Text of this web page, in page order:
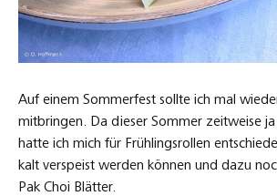
Auf einem Sommerfest sollte ich mal
mitbringen. Da dieser Sommer zeitweise
hatte ich mich für Frühlingsrollen
kalt verspeist werden können und dazu
Pak Choi Blätter.